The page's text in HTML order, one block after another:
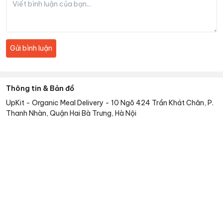
Gửi bình luận
Thông tin & Bản đồ
UpKit - Organic Meal Delivery - 10 Ngõ 424 Trần Khát Chân, P.
Thanh Nhàn, Quận Hai Bà Trưng, Hà Nội